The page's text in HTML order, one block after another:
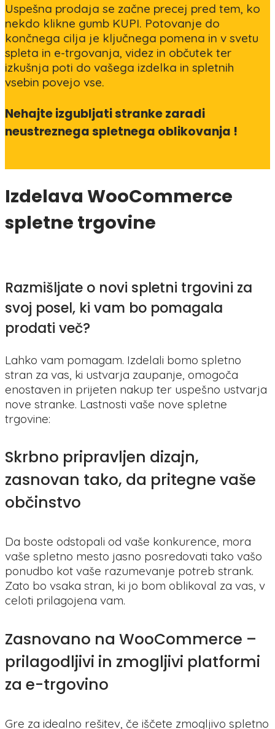
Uspešna prodaja se začne precej pred tem, ko
nekdo klikne gumb KUPI. Potovanje do
končnega cilja je ključnega pomena in v svetu
spleta in e-trgovanja, videz in občutek ter
izkušnja poti do vašega izdelka in spletnih
vsebin povejo vse.
Nehajte izgubljati stranke zaradi
neustreznega spletnega oblikovanja !
Izdelava WooCommerce
spletne trgovine
Razmišljate o novi spletni trgovini za
svoj posel, ki vam bo pomagala
prodati več?
Lahko vam pomagam. Izdelali bomo spletno
stran za vas, ki ustvarja zaupanje, omogoča
enostaven in prijeten nakup ter uspešno ustvarja
nove stranke. Lastnosti vaše nove spletne
trgovine:
Skrbno pripravljen dizajn,
zasnovan tako, da pritegne vaše
občinstvo
Da boste odstopali od vaše konkurence, mora
vaše spletno mesto jasno posredovati tako vašo
ponudbo kot vaše razumevanje potreb strank.
Zato bo vsaka stran, ki jo bom oblikoval za vas, v
celoti prilagojena vam.
Zasnovano na WooCommerce –
prilagodljivi in zmogljivi platformi
za e-trgovino
Gre za idealno rešitev, če iščete zmogljivo spletno